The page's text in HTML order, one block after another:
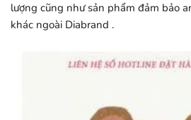
lượng cũng như sản phẩm đảm bảo
khác ngoài Diabrand .